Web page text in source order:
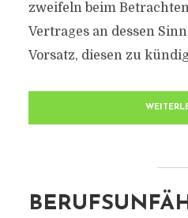
zweifeln beim
Vertrages an dessen
Vorsatz, diesen zu